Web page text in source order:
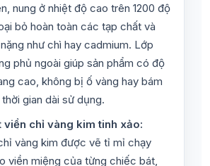
nung ở nhiệt độ cao trên 1200 độ
bỏ hoàn toàn các tạp chất và
như chì hay cadmium. Lớp
phủ ngoài giúp sản phẩm có độ
cao, không bị ố vàng hay bám
gian dài sử dụng.
viền chỉ vàng kim tinh xảo:
vàng kim được vẽ tỉ mỉ chạy
viền miệng của từng chiếc bát,